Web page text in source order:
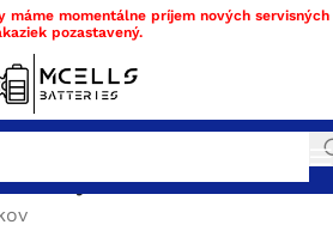
máme momentálne príjem nových servisných
pozastavený.
kefky